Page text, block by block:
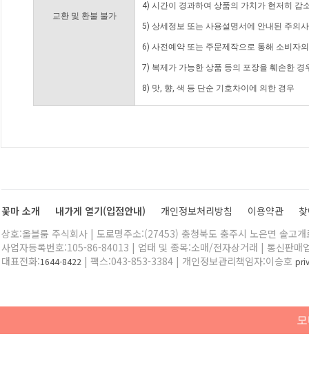
교환 및 환불 불가
4) 시간이 경과하여 상품의 가치가 현저히 감
5) 상세정보 또는 사용설명서에 안내된 주의
6) 사전예약 또는 주문제작으로 통해 소비자
7) 복제가 가능한 상품 등의 포장을 훼손한 경
8) 맛, 향, 색 등 단순 기호차이에 의한 경우
꽃마 소개 내가게 열기(입점안내) 개인정보처리방침 이용약관
상호:올블룸 주식회사 | 도로명주소:(27453) 충청북도 충주시 노은면 솔고
사업자등록번호:105-86-84013 | 업태 및 종목:소매/전자상거래 | 통신판매
대표전화:1644-8422 | 팩스:043-853-3384 | 개인정보관리책임자:이승호